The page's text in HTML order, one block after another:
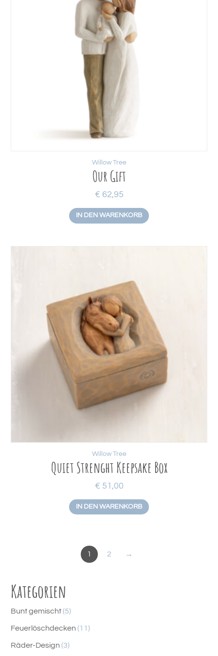
Our Gift
€ 62,95
IN DEN WARENKORB
Willow Tree
Quiet Strenght Keepsake Box
€ 51,00
IN DEN WARENKORB
Willow Tree
1 2 →
Kategorien
Bunt gemischt 55
o
Feuerlöschdecken 111
Räder-Design 33